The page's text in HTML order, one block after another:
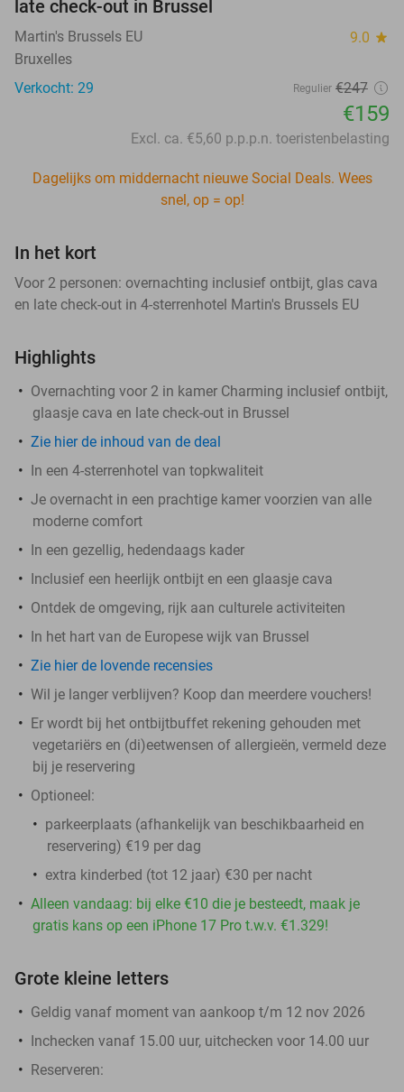
late check-out in Brussel
Martin's Brussels EU 9.0 star
Bruxelles
Verkocht: 29
Regulier €247
€159
Excl. ca. €5,60 p.p.p.n. toeristenbelasting
Dagelijks om middernacht nieuwe Social Deals. Wees
snel, op = op!
In het kort
Voor 2 personen: overnachting inclusief ontbijt, glas cava
en late check-out in 4-sterrenhotel Martin's Brussels EU
Highlights
Overnachting voor 2 in kamer Charming inclusief ontbijt,
glaasje cava en late check-out in Brussel
Zie hier de inhoud van de deal
In een 4-sterrenhotel van topkwaliteit
Je overnacht in een prachtige kamer voorzien van alle
moderne comfort
In een gezellig, hedendaags kader
Inclusief een heerlijk ontbijt en een glaasje cava
Ontdek de omgeving, rijk aan culturele activiteiten
In het hart van de Europese wijk van Brussel
Zie hier de lovende recensies
Wil je langer verblijven? Koop dan meerdere vouchers!
Er wordt bij het ontbijtbuffet rekening gehouden met
vegetariërs en (di)eetwensen of allergieën, vermeld deze
bij je reservering
Optioneel:
parkeerplaats (afhankelijk van beschikbaarheid en
reservering) €19 per dag
extra kinderbed (tot 12 jaar) €30 per nacht
Alleen vandaag: bij elke €10 die je besteedt, maak je
gratis kans op een iPhone 17 Pro t.w.v. €1.329!
Grote kleine letters
Geldig vanaf moment van aankoop t/m 12 nov 2026
Inchecken vanaf 15.00 uur, uitchecken voor 14.00 uur
Reserveren: